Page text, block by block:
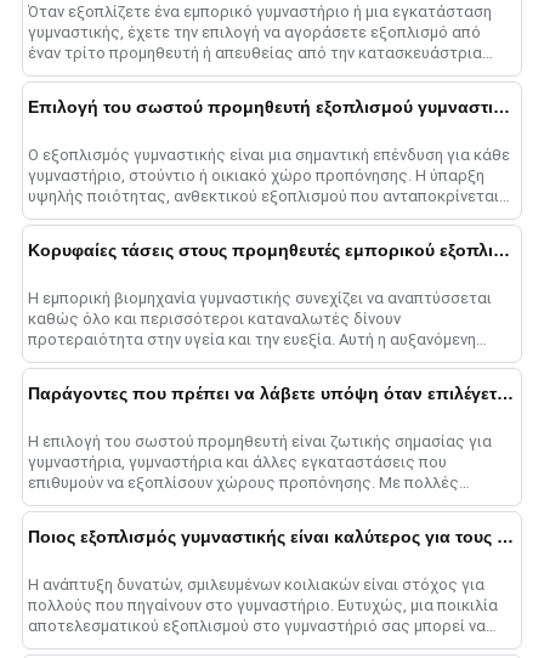
Όταν εξοπλίζετε ένα εμπορικό γυμναστήριο ή μια εγκατάσταση
γυμναστικής, έχετε την επιλογή να αγοράσετε εξοπλισμό από
έναν τρίτο προμηθευτή ή απευθείας από την κατασκευάστρια
εταιρεία fa......
Επιλογή του σωστού προμηθευτή εξοπλισμού γυμναστικής: Ο απόλυτος οδηγός
Ο εξοπλισμός γυμναστικής είναι μια σημαντική επένδυση για κάθε
γυμναστήριο, στούντιο ή οικιακό χώρο προπόνησης. Η ύπαρξη
υψηλής ποιότητας, ανθεκτικού εξοπλισμού που ανταποκρίνεται
στις ανάγκες σας είναι ζωτικής σημασίας για το ......
Κορυφαίες τάσεις στους προμηθευτές εμπορικού εξοπλισμού γυμναστικής
Η εμπορική βιομηχανία γυμναστικής συνεχίζει να αναπτύσσεται
καθώς όλο και περισσότεροι καταναλωτές δίνουν
προτεραιότητα στην υγεία και την ευεξία. Αυτή η αυξανόμενη
ζήτηση οδηγεί στη συνεχή καινοτομία μεταξύ των fitness e......
Παράγοντες που πρέπει να λάβετε υπόψη όταν επιλέγετε έναν προμηθευτή εξοπλισμού γυμναστικής
Η επιλογή του σωστού προμηθευτή είναι ζωτικής σημασίας για
γυμναστήρια, γυμναστήρια και άλλες εγκαταστάσεις που
επιθυμούν να εξοπλίσουν χώρους προπόνησης. Με πολλές
εταιρείες εξοπλισμού για να επιλέξετε......
Ποιος εξοπλισμός γυμναστικής είναι καλύτερος για τους κοιλιακούς;
Η ανάπτυξη δυνατών, σμιλευμένων κοιλιακών είναι στόχος για
πολλούς που πηγαίνουν στο γυμναστήριο. Ευτυχώς, μια ποικιλία
αποτελεσματικού εξοπλισμού στο γυμναστήριό σας μπορεί να
στοχεύσει τους κοιλιακούς μύες και να λάβει......